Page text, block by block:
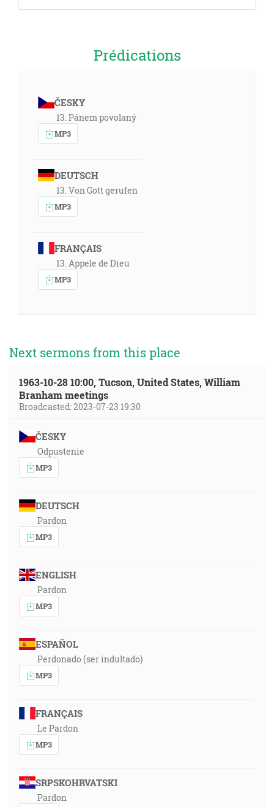
Prédications
ČESKY
13. Pánem povolaný
MP3
DEUTSCH
13. Von Gott gerufen
MP3
FRANÇAIS
13. Appele de Dieu
MP3
Next sermons from this place
1963-10-28 10:00, Tucson, United States, William
Branham meetings
Broadcasted: 2023-07-23 19:30
ČESKY
Odpustenie
MP3
DEUTSCH
Pardon
MP3
ENGLISH
Pardon
MP3
ESPAÑOL
Perdonado (ser indultado)
MP3
FRANÇAIS
Le Pardon
MP3
SRPSKOHRVATSKI
Pardon